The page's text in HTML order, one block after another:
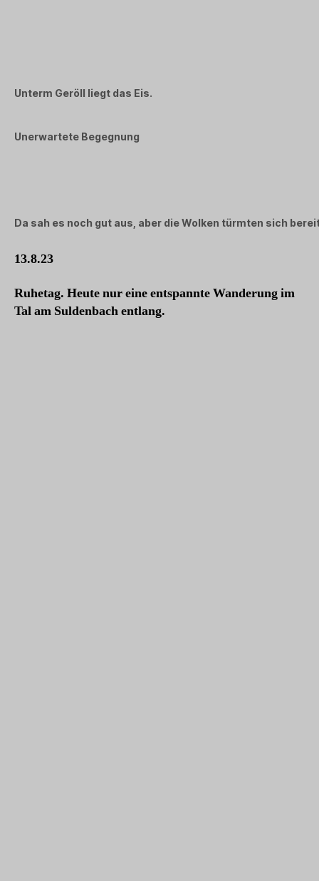
Unterm Geröll liegt das Eis.
Unerwartete Begegnung
Da sah es noch gut aus, aber die Wolken türmten sich
13.8.23
Ruhetag. Heute nur eine entspannte Wanderung im
Tal am Suldenbach entlang.